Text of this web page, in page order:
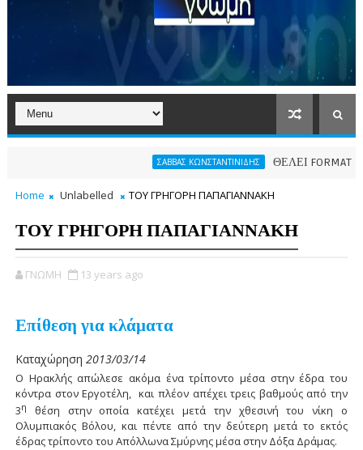
ΣΑΒΒΑΣ ΚΩΝΣΤΑΝΤΙΝΙΔΗΣ ΘΕΛΕΙ FORMAT O ΑΡΗΣ
Home Unlabelled ΤΟΥ ΓΡΗΓΟΡΗ ΠΑΠΑΓΙΑΝΝΑΚΗ
ΤΟΥ ΓΡΗΓΟΡΗ ΠΑΠΑΓΙΑΝΝΑΚΗ
ΓΝΩΜΗ 13 years ago
Επίθεση για κλάματα
Καταχώρηση 2013/03/14
Ο Ηρακλής απώλεσε ακόμα ένα τρίποντο μέσα στην έδρα του
κόντρα στον Εργοτέλη, και πλέον απέχει τρεις βαθμούς από την
3η
θέση στην οποία κατέχει μετά την χθεσινή του νίκη ο
Ολυμπιακός Βόλου, και πέντε από την δεύτερη μετά το εκτός
έδρας τρίποντο του Απόλλωνα Σμύρνης μέσα στην Δόξα Δράμας.